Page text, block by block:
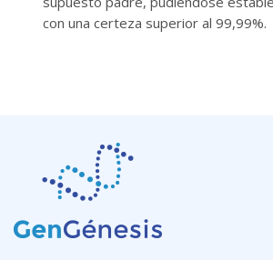
con una certeza superior al 99,99%.